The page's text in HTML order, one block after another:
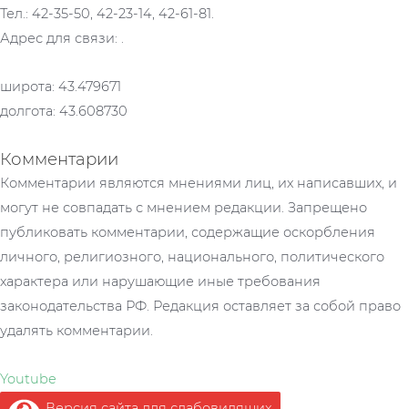
Тел.: 42-35-50, 42-23-14, 42-61-81.
Адрес для связи: .
широта: 43.479671
долгота: 43.608730
Комментарии
Комментарии являются мнениями лиц, их написавших, и
могут не совпадать с мнением редакции. Запрещено
публиковать комментарии, содержащие оскорбления
личного, религиозного, национального, политического
характера или нарушающие иные требования
законодательства РФ. Редакция оставляет за собой право
удалять комментарии.
Youtube